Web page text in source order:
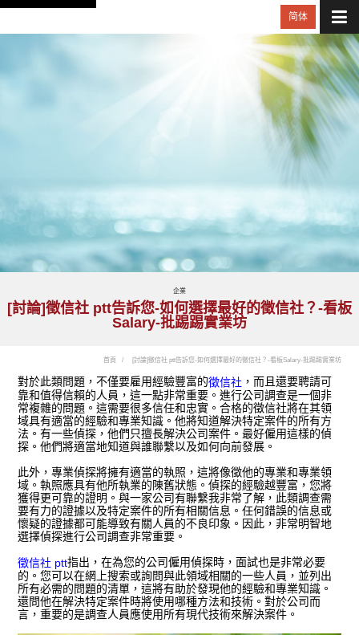
简体
企業
[討論]徵信社 ptt告訴您-如何選擇最好的徵信社？-看板
Salary-批踢踢實業坊
首頁 [討論]徵信社 ptt告訴您-如何選擇最好的徵信社？-看板Salary-批踢踢實業坊
對於此類問題，不僅要雇用經驗豐富的徵信社 ，而且還要聘請可
靠和值得信賴的人員，這一點非常重要。進行公司調查是一個非
常複雜的問題。這需要很多信任和忠實。合格的徵信社將在其領
域具有適當的經驗和專業知識。他將知道解決特定案件的所有方
法。有一些偵探，他們只擅長解決公司案件。最好僱用這樣的偵
探。他們將適當地知道與誰聯繫以及如何向前發展。
此外，專業偵探將擁有適當的執照，這將像徵他的專業和專業領
域。執照應具有他所執業的陳舊狀態。偵探的經驗越豐富，您將
獲得更可靠的證明。與一家公司有聯繫我非常了解，此類調查需
要有力的證據以及特定案件的所有相關信息。任何錯誤的信息或
懷疑的證據都可能導致有關人員的不良印象。因此，非常明智地
選擇偵探進行公司調查非常重要。
徵信社 ptt指出，在為您的公司僱用偵探時，面試也是非常必要
的。您可以在網上搜索或詢問與此領域相關的一些人員，並列出
所有必需的問題的清單，這將有助於發現他的經驗和專業知識。
還問他在解決特定案件時將使用哪種方法和技術。對於公司而
言，重要的是調查人員應使用所有現代技術來解決案件。